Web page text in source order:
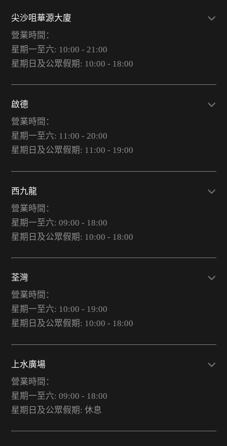
尖沙咀華源大廈
營業時間：
星期一至六: 10:00 - 21:00
星期日及公眾假期: 10:00 - 18:00
啟德
營業時間：
星期一至六: 11:00 - 20:00
星期日及公眾假期: 11:00 - 19:00
西九龍
營業時間：
星期一至六: 09:00 - 18:00
星期日及公眾假期: 10:00 - 18:00
荃灣
營業時間：
星期一至六: 10:00 - 19:00
星期日及公眾假期: 10:00 - 18:00
上水廣場
營業時間：
星期一至六: 09:00 - 18:00
星期日及公眾假期: 休息